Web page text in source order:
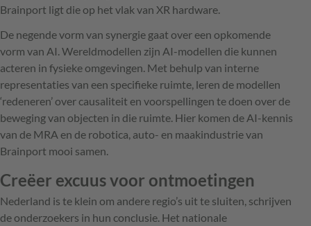
Brainport ligt die op het vlak van XR hardware.
De negende vorm van synergie gaat over een opkomende
vorm van AI. Wereldmodellen zijn AI-modellen die kunnen
acteren in fysieke omgevingen. Met behulp van interne
representaties van een specifieke ruimte, leren de modellen
‘redeneren’ over causaliteit en voorspellingen te doen over de
beweging van objecten in die ruimte. Hier komen de AI-kennis
van de MRA en de robotica, auto- en maakindustrie van
Brainport mooi samen.
Creëer excuus voor ontmoetingen
Nederland is te klein om andere regio’s uit te sluiten, schrijven
de onderzoekers in hun conclusie. Het nationale